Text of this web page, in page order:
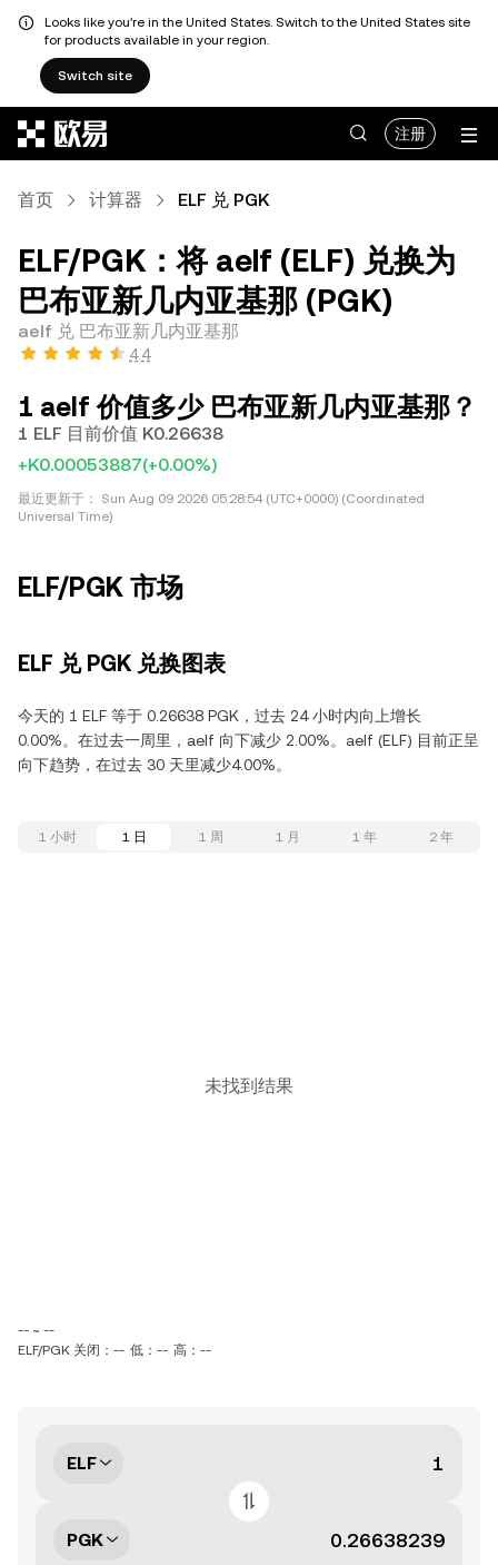
Looks like you're in the United States. Switch to the United States site
for products available in your region.
Switch site
注册
首页 计算器 ELF 兑 PGK
ELF/PGK：将 aelf (ELF) 兑换为
巴布亚新几内亚基那 (PGK)
aelf 兑 巴布亚新几内亚基那
4.4
1 aelf 价值多少 巴布亚新几内亚基那？
1 ELF 目前价值 K0.26638
+K0.00053887(+0.00%)
最近更新于：
Sun Aug 09 2026 05:28:54 (UTC+0000) (Coordinated
Universal Time)
ELF/PGK 市场
ELF 兑 PGK 兑换图表
今天的 1 ELF 等于 0.26638 PGK，过去 24 小时内向上增长
0.00%。在过去一周里，aelf 向下减少 2.00%。aelf (ELF) 目前正呈
向下趋势，在过去 30 天里减少4.00%。
1 小时 1 日 1 周 1 月 1 年 2 年
未找到结果
-- ~ --
ELF/PGK 关闭：-- 低：-- 高：--
ELF
PGK